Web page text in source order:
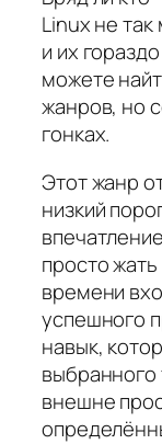
Linux не
и их
можете
жанров, но
гонках.
Этот жанр
низкий
просто
времени
успешного
навык,
выбранного
внешне